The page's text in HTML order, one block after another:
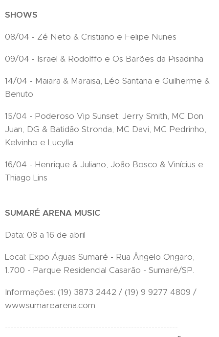
SHOWS
08/04 - Zé Neto & Cristiano e Felipe Nunes
09/04 - Israel & Rodolffo e Os Barões da Pisadinha
14/04 - Maiara & Maraisa, Léo Santana e Guilherme &
Benuto
15/04 - Poderoso Vip Sunset: Jerry Smith, MC Don
Juan, DG & Batidão Stronda, MC Davi, MC Pedrinho,
Kelvinho e Lucylla
16/04 - Henrique & Juliano, João Bosco & Vinícius e
Thiago Lins
SUMARÉ ARENA MUSIC
Data: 08 a 16 de abril
Local: Expo Águas Sumaré - Rua Ângelo Ongaro,
1.700 - Parque Residencial Casarão - Sumaré/SP.
Informações: (19) 3873 2442 / (19) 9 9277 4809 /
www.sumarearena.com
-----------------------------------------------------------